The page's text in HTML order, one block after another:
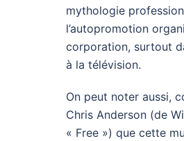
mythologie
l’autopromotion
corporation, surtout
à la télévision.
On peut noter aussi,
Chris Anderson (de
« Free ») que cette